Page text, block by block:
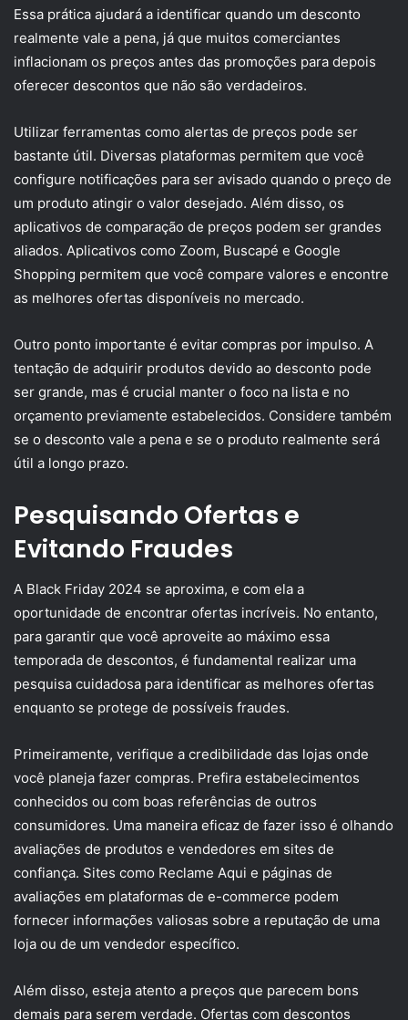
Essa prática ajudará a identificar quando um desconto
realmente vale a pena, já que muitos comerciantes
inflacionam os preços antes das promoções para depois
oferecer descontos que não são verdadeiros.
Utilizar ferramentas como alertas de preços pode ser
bastante útil. Diversas plataformas permitem que você
configure notificações para ser avisado quando o preço de
um produto atingir o valor desejado. Além disso, os
aplicativos de comparação de preços podem ser grandes
aliados. Aplicativos como Zoom, Buscapé e Google
Shopping permitem que você compare valores e encontre
as melhores ofertas disponíveis no mercado.
Outro ponto importante é evitar compras por impulso. A
tentação de adquirir produtos devido ao desconto pode
ser grande, mas é crucial manter o foco na lista e no
orçamento previamente estabelecidos. Considere também
se o desconto vale a pena e se o produto realmente será
útil a longo prazo.
Pesquisando Ofertas e
Evitando Fraudes
A Black Friday 2024 se aproxima, e com ela a
oportunidade de encontrar ofertas incríveis. No entanto,
para garantir que você aproveite ao máximo essa
temporada de descontos, é fundamental realizar uma
pesquisa cuidadosa para identificar as melhores ofertas
enquanto se protege de possíveis fraudes.
Primeiramente, verifique a credibilidade das lojas onde
você planeja fazer compras. Prefira estabelecimentos
conhecidos ou com boas referências de outros
consumidores. Uma maneira eficaz de fazer isso é olhando
avaliações de produtos e vendedores em sites de
confiança. Sites como Reclame Aqui e páginas de
avaliações em plataformas de e-commerce podem
fornecer informações valiosas sobre a reputação de uma
loja ou de um vendedor específico.
Além disso, esteja atento a preços que parecem bons
demais para serem verdade. Ofertas com descontos